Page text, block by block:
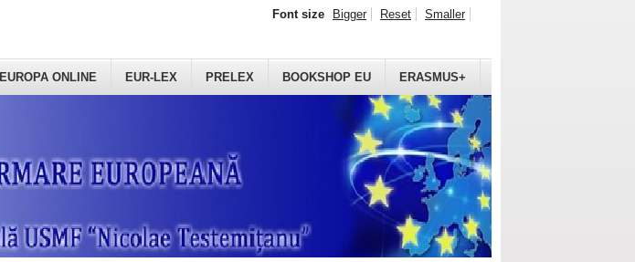
EUROPA ONLINE EUR-LEX PRELEX BOOKSHOP EU ERASMUS+
Font size Bigger Reset Smaller